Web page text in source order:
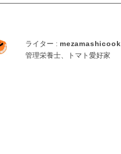
ライター : mezamashicook
管理栄養士、トマト愛好家